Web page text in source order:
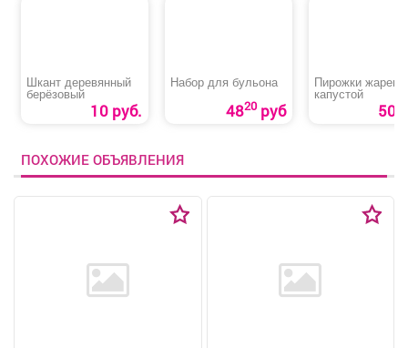
Шкант деревянный
берёзовый
10 руб.
Набор для бульона
4820руб
Пирожки
капустой
50
ПОХОЖИЕ ОБЪЯВЛЕНИЯ